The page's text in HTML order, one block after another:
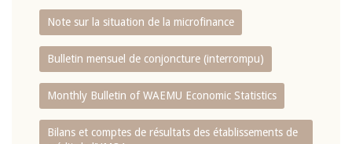
Note sur la situation de la microfinance
Bulletin mensuel de conjoncture (interrompu)
Monthly Bulletin of WAEMU Economic Statistics
Bilans et comptes de résultats des établissements de